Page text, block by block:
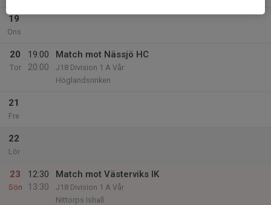
19
Ons
20
Tor
19:00
20:00
Match mot Nässjö HC
J18 Division 1 A Vår
Höglandsrinken
21
Fre
22
Lör
23
Sön
12:30
13:30
Match mot Västerviks IK
J18 Division 1 A Vår
Nittorps Ishall